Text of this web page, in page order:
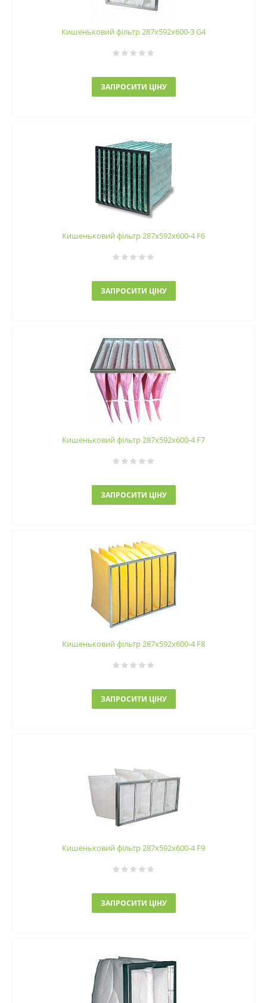
Кишеньковий фільтр 287х592х600-3 G4
ЗАПРОСИТИ ЦІНУ
Кишеньковий фільтр 287х592х600-4 F6
ЗАПРОСИТИ ЦІНУ
Кишеньковий фільтр 287х592х600-4 F7
ЗАПРОСИТИ ЦІНУ
Кишеньковий фільтр 287х592х600-4 F8
ЗАПРОСИТИ ЦІНУ
Кишеньковий фільтр 287х592х600-4 F9
ЗАПРОСИТИ ЦІНУ